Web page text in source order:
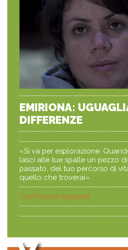
EMIRIONA:
DIFFERENZE
«Si va per esplorazione.
lasci alle tue spalle un pezzo
passato, del tuo percorso di
quello che troverai».
(continua a leggere)